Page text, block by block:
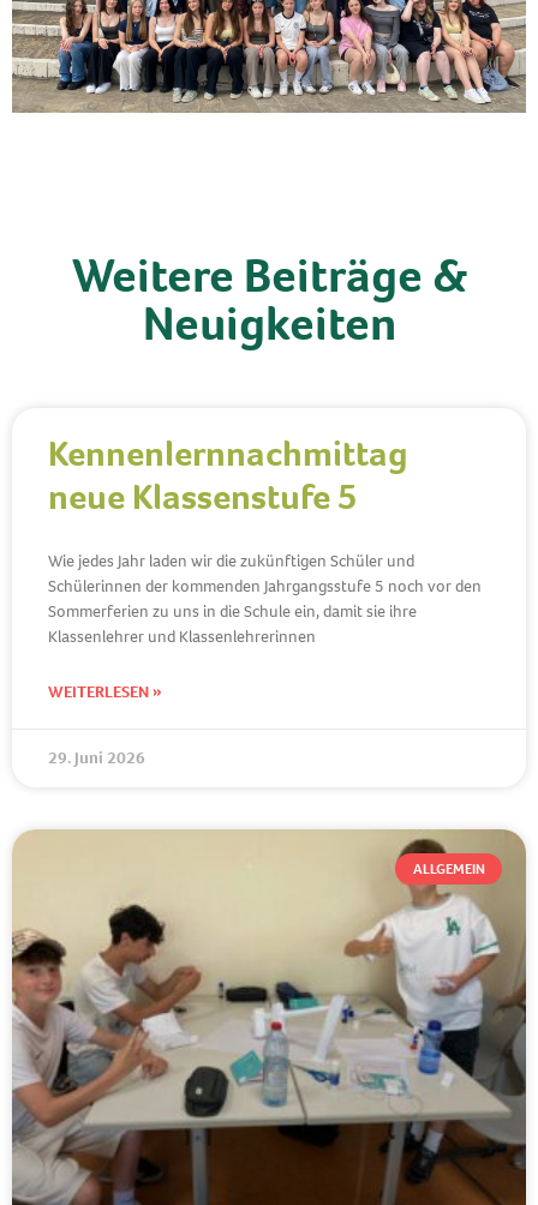
Weitere Beiträge &
Neuigkeiten
Kennenlernnachmittag
neue Klassenstufe 5
Wie jedes Jahr laden wir die zukünftigen Schüler und
Schülerinnen der kommenden Jahrgangsstufe 5 noch vor den
Sommerferien zu uns in die Schule ein, damit sie ihre
Klassenlehrer und Klassenlehrerinnen
WEITERLESEN »
29. Juni 2026
ALLGEMEIN